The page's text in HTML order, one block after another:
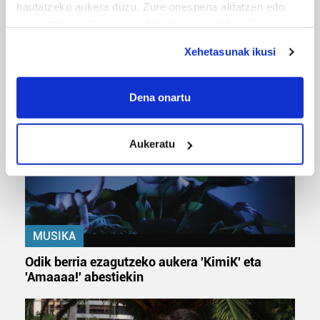
hautatzeko aukera duzu. Zure onespena aldatzen edo
If you allow, we would also like to:
Collect information about your geographical
Identify your device by actively scanning it for
specific characteristics (fingerprinting)
Find out more about how your personal data is processed
and set your preferences in the
details section
Guk eta gure bazkideek zure datu pertsonalak
teknologia erabiliz, cookieak adibidez, iragarki eta eduki
neurtzeko, jendeari buruzko informazioa biltzeko eta
Xehetasunak ikusi
Dena onartu
Aukeratu
MUSIKA
Odik berria ezagutzeko aukera 'KimiK' eta
'Amaaaa!' abestiekin